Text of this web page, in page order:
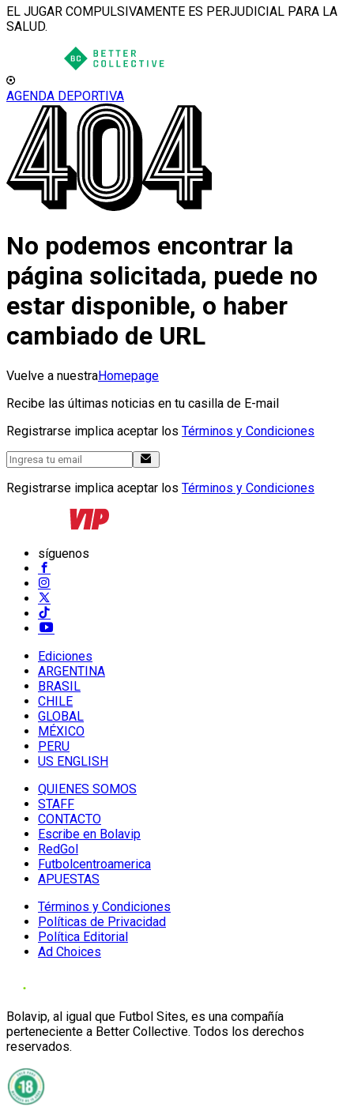
EL JUGAR COMPULSIVAMENTE ES PERJUDICIAL PARA LA
SALUD.
AGENDA DEPORTIVA
No podemos encontrar la
página solicitada, puede no
estar disponible, o haber
cambiado de URL
Vuelve a nuestraHomepage
Recibe las últimas noticias en tu casilla de E-mail
Registrarse implica aceptar los Términos y Condiciones
Registrarse implica aceptar los Términos y Condiciones
síguenos
Ediciones
ARGENTINA
BRASIL
CHILE
GLOBAL
MÉXICO
PERU
US ENGLISH
QUIENES SOMOS
STAFF
CONTACTO
Escribe en Bolavip
RedGol
Futbolcentroamerica
APUESTAS
Términos y Condiciones
Políticas de Privacidad
Política Editorial
Ad Choices
Bolavip, al igual que Futbol Sites, es una compañía
perteneciente a Better Collective. Todos los derechos
reservados.